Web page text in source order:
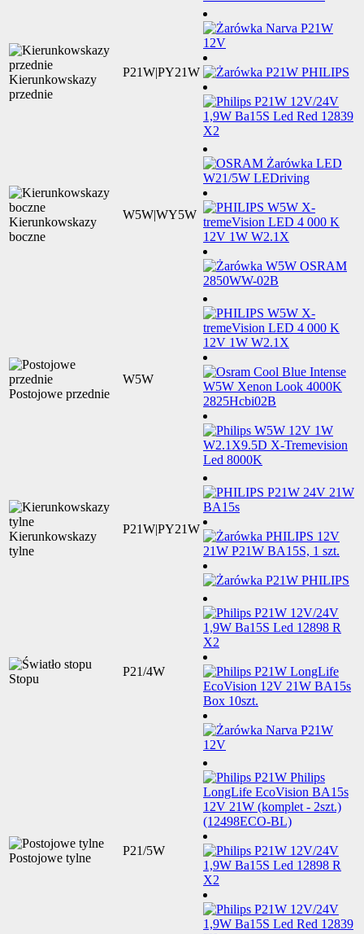
Kierunkowskazy
przednie
P21W|PY21W
Kierunkowskazy
boczne
W5W|WY5W
Postojowe przednie
W5W
Kierunkowskazy
tylne
P21W|PY21W
Stopu
P21/4W
Postojowe tylne
P21/5W